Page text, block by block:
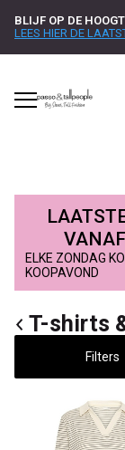
BLIJF OP DE
LEES HIER DE
T-
shirts
&
polo's
Passo
ELKE ZONDAG
KOOPAVOND
T-shirts
Filters